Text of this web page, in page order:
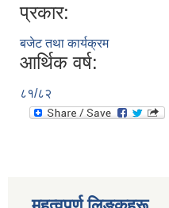
प्रकार:
बजेट तथा कार्यक्रम
आर्थिक वर्ष:
८१/८२